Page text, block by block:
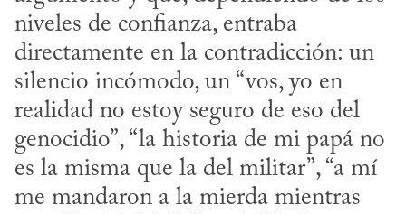
niveles de confianza, entraba
directamente en la contradicción: un
silencio incómodo, un “vos, yo en
realidad no estoy seguro de eso del
genocidio”, “la historia de mi papá no
es la misma que la del militar”, “a mí
me mandaron a la mierda mientras